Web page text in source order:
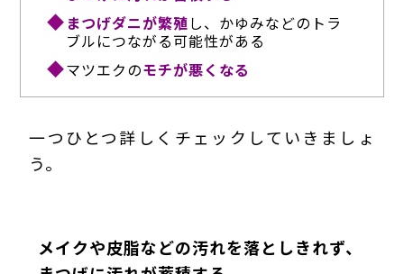
まつげダニが繁殖し、かゆみなどのトラ
ブルにつながる可能性がある
マツエクのモチが悪くなる
一つひとつ詳しくチェックしていきましょ
う。
メイクや皮脂などの汚れを落としきれず、